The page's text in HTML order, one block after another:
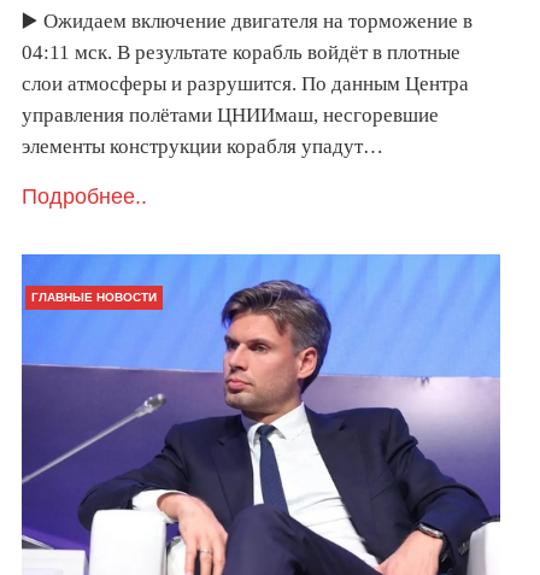
▶️ Ожидаем включение двигателя на торможение в
04:11 мск. В результате корабль войдёт в плотные
слои атмосферы и разрушится. По данным Центра
управления полётами ЦНИИмаш, несгоревшие
элементы конструкции корабля упадут…
Подробнее..
ГЛАВНЫЕ НОВОСТИ